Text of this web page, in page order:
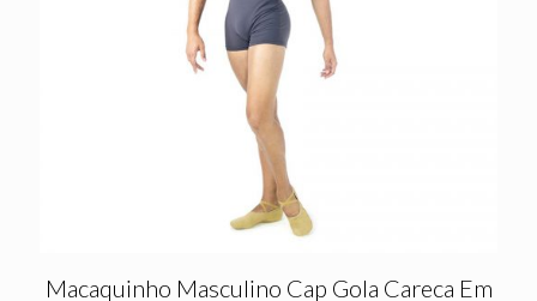
Macaquinho Masculino Cap Gola Careca Em